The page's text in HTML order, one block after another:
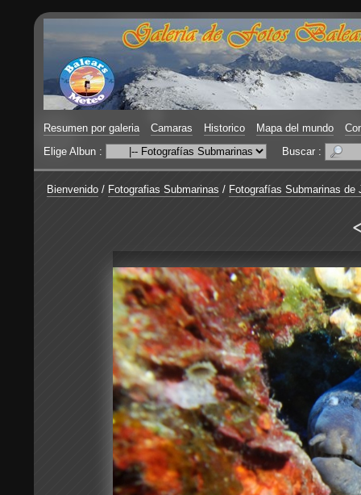
Resumen por galeria Camaras Historico Mapa del mundo
Elige Albun :
Buscar :
Bienvenido / Fotografias Submarinas / Fotografías Submarinas de